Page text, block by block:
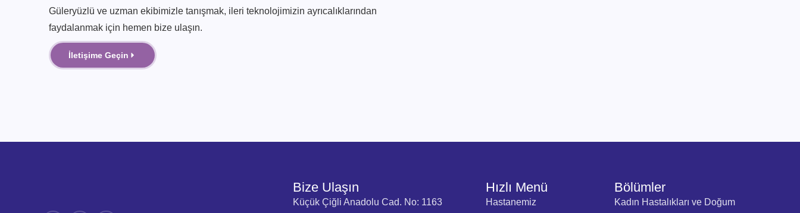
Güleryüzlü ve uzman ekibimizle tanışmak, ileri teknolojimizin ayrıcalıklarından
faydalanmak için hemen bize ulaşın.
İletişime Geçin
Bize Ulaşın
Küçük Çiğli Anadolu Cad. No: 1163
Hızlı Menü
Hastanemiz
Bölümler
Kadın Hastalıkları ve Doğum